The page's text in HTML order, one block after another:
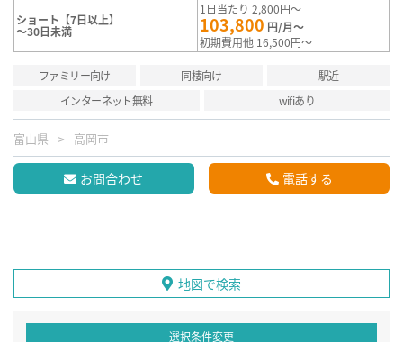
ショート【7日以上】
～30日未満
1日当たり 2,800円～
103,800 円/月～
初期費用他 16,500円～
ファミリー向け 同棲向け
駅近
インターネット無料
wifiあり
富山県 高岡市
お問合わせ 電話する
地図で検索
選択条件変更